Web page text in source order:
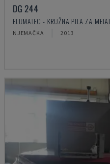
DG 244
ELUMATEC - KRUŽNA PILA ZA METAL
NJEMAČKA 2013